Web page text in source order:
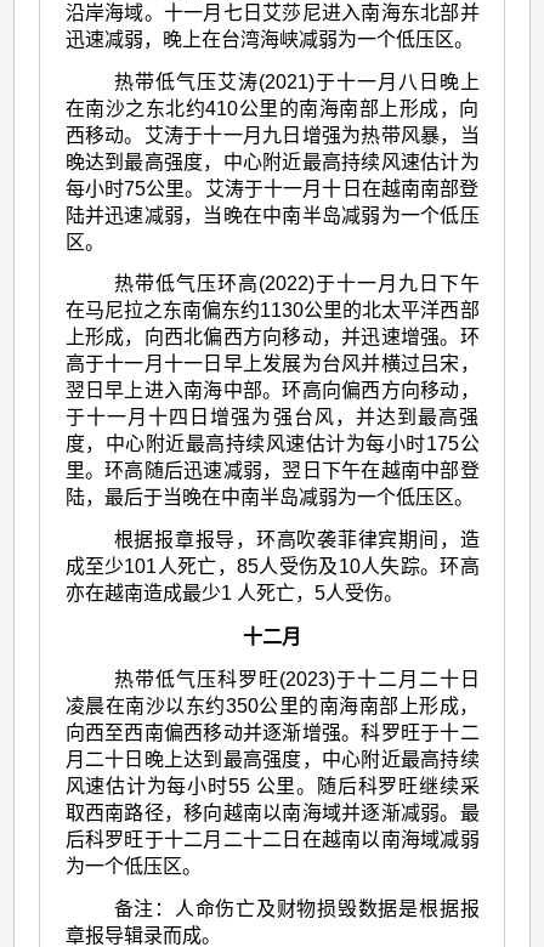
沿岸海域。十一月七日艾莎尼进入南海东北部并
迅速减弱，晚上在台湾海峡减弱为一个低压区。
热带低气压艾涛(2021)于十一月八日晚上
在南沙之东北约410公里的南海南部上形成，向
西移动。艾涛于十一月九日增强为热带风暴，当
晚达到最高强度，中心附近最高持续风速估计为
每小时75公里。艾涛于十一月十日在越南南部登
陆并迅速减弱，当晚在中南半岛减弱为一个低压
区。
热带低气压环高(2022)于十一月九日下午
在马尼拉之东南偏东约1130公里的北太平洋西部
上形成，向西北偏西方向移动，并迅速增强。环
高于十一月十一日早上发展为台风并横过吕宋，
翌日早上进入南海中部。环高向偏西方向移动，
于十一月十四日增强为强台风，并达到最高强
度，中心附近最高持续风速估计为每小时175公
里。环高随后迅速减弱，翌日下午在越南中部登
陆，最后于当晚在中南半岛减弱为一个低压区。
根据报章报导，环高吹袭菲律宾期间，造
成至少101人死亡，85人受伤及10人失踪。环高
亦在越南造成最少1 人死亡，5人受伤。
十二月
热带低气压科罗旺(2023)于十二月二十日
凌晨在南沙以东约350公里的南海南部上形成，
向西至西南偏西移动并逐渐增强。科罗旺于十二
月二十日晚上达到最高强度，中心附近最高持续
风速估计为每小时55 公里。随后科罗旺继续采
取西南路径，移向越南以南海域并逐渐减弱。最
后科罗旺于十二月二十二日在越南以南海域减弱
为一个低压区。
备注：人命伤亡及财物损毁数据是根据报
章报导辑录而成。